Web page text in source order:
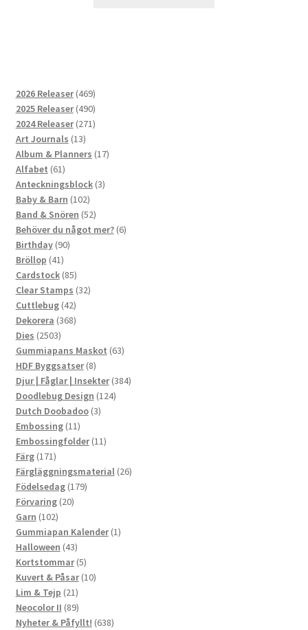
2026 Releaser 469469
produkter
2025 Releaser 490490
produkter
2024 Releaser 271271
Art Journals 1313
produkter
Album & Planners 1717
Alfabet 6161
produkter
Anteckningsblock 33
Baby & Barn 102102
produkter
Band & Snören 5252
produkter
Behöver du något mer? 66
Birthday 9090
Bröllop 4141
produkter
Cardstock 8585
produkter
Clear Stamps 3232
Cuttlebug 4242
produkter
Dekorera 368368
Dies 25032503
produkter
Gummiapans Maskot 6363
HDF Byggsatser 88
produkter
Djur | Fåglar | Insekter 384384
Doodlebug Design 124124
Dutch Doobadoo 33
Embossing 1111
produkter
Embossingfolder 1111
Färg 171171
produkter
Färgläggningsmaterial 2626
Födelsedag 179179
Förvaring 2020
Garn 102102
produkter
Gummiapan Kalender 11
Halloween 4343
produkter
Kortstommar 55
produkter
Kuvert & Påsar 1010
Lim & Tejp 2121
produkter
Neocolor II 8989
produkter
Nyheter & Påfyllt! 638638